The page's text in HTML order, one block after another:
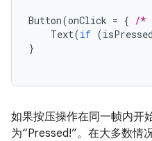
Button(onClick = { /*
Text(if (isPressed
}
如果按压操作在同一帧内开
为“Pressed!”。在大多数情